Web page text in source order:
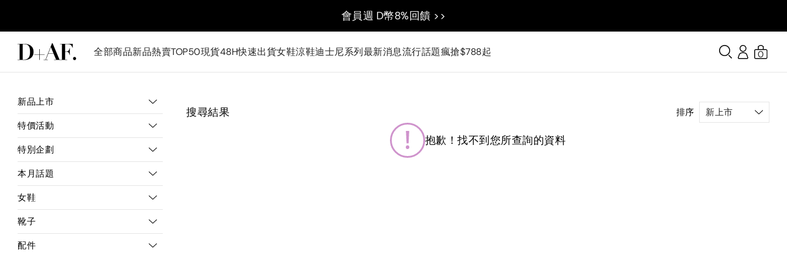
會員週 D幣8%回饋 >>
全部商品新品熱賣TOP50現貨48H快速出貨女鞋涼鞋迪士尼系列最新消息流行話題瘋搶$788起 0
新品上市
特價活動
特別企劃
本月話題
女鞋
靴子
配件
搜尋結果 排序
抱歉！找不到您所查詢的資料